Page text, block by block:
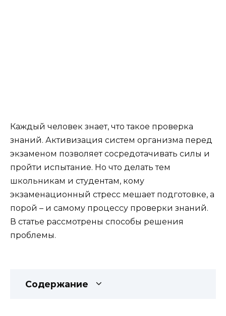
Каждый человек знает, что такое проверка
знаний. Активизация систем организма перед
экзаменом позволяет сосредотачивать силы и
пройти испытание. Но что делать тем
школьникам и студентам, кому
экзаменационный стресс мешает подготовке, а
порой – и самому процессу проверки знаний.
В статье рассмотрены способы решения
проблемы.
Содержание